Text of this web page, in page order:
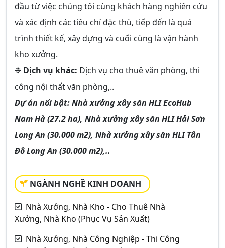
đầu từ việc chúng tôi cùng khách hàng nghiên cứu
và xác định các tiêu chí đặc thù, tiếp đến là quá
trình thiết kế, xây dựng và cuối cùng là vận hành
kho xưởng.
❉ Dịch vụ khác: Dịch vụ cho thuê văn phòng, thi
công nội thất văn phòng,..
Dự án nổi bật: Nhà xưởng xây sẵn HLI EcoHub
Nam Hà (27.2 ha), Nhà xưởng xây sẵn HLI Hải Sơn
Long An (30.000 m2), Nhà xưởng xây sẵn HLI Tân
Đô Long An (30.000 m2),..
NGÀNH NGHỀ KINH DOANH
Nhà Xưởng, Nhà Kho - Cho Thuê Nhà
Xưởng, Nhà Kho (Phục Vụ Sản Xuất)
Nhà Xưởng, Nhà Công Nghiệp - Thi Công